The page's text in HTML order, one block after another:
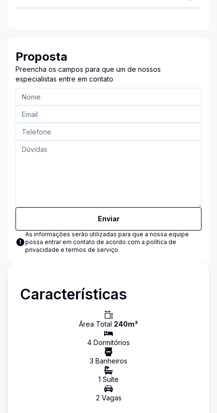
Proposta
Preencha os campos para que um de nossos
especialistas entre em contato
Enviar
As informações serão utilizadas para que a nossa equipe
possa entrar em contato de acordo com a política de
privacidade e termos de serviço
Características
Área Total 240m²
4 Dormitórios
3 Banheiros
1 Suíte
2 Vagas